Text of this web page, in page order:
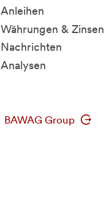
Anleihen
Währungen & Zinsen
Nachrichten
Analysen
BAWAG Group